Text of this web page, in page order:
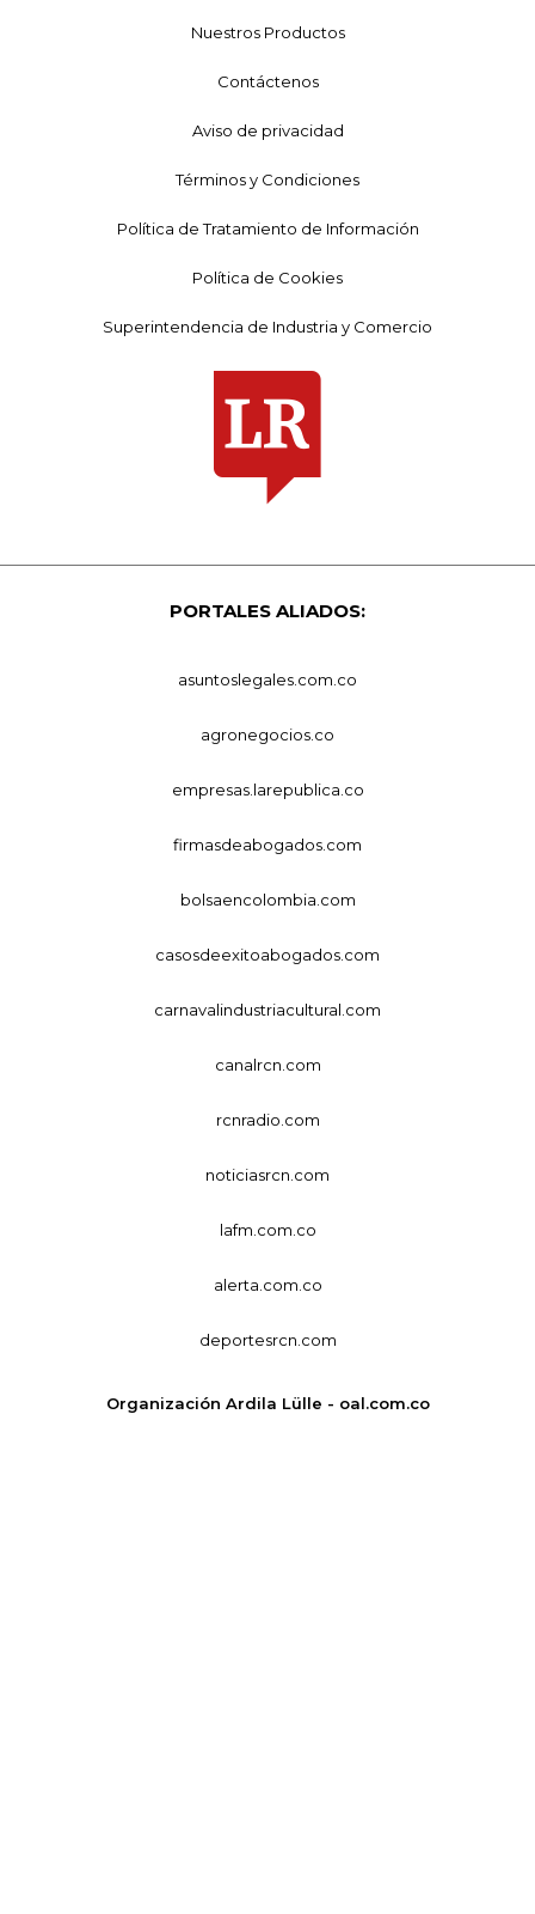
Nuestros Productos
Contáctenos
Aviso de privacidad
Términos y Condiciones
Política de Tratamiento de Información
Política de Cookies
Superintendencia de Industria y Comercio
PORTALES ALIADOS:
asuntoslegales.com.co
agronegocios.co
empresas.larepublica.co
firmasdeabogados.com
bolsaencolombia.com
casosdeexitoabogados.com
carnavalindustriacultural.com
canalrcn.com
rcnradio.com
noticiasrcn.com
lafm.com.co
alerta.com.co
deportesrcn.com
Organización Ardila Lülle - oal.com.co